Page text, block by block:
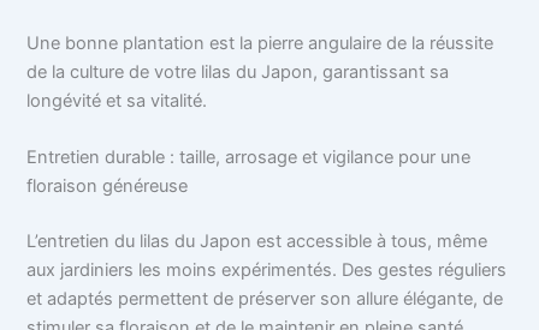
Une bonne plantation est la pierre angulaire de la réussite
de la culture de votre lilas du Japon, garantissant sa
longévité et sa vitalité.
Entretien durable : taille, arrosage et vigilance pour une
floraison généreuse
L’entretien du lilas du Japon est accessible à tous, même
aux jardiniers les moins expérimentés. Des gestes réguliers
et adaptés permettent de préserver son allure élégante, de